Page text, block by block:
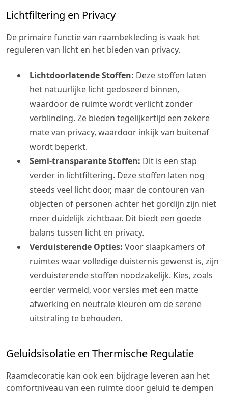
Lichtfiltering en Privacy
De primaire functie van raambekleding is vaak het
reguleren van licht en het bieden van privacy.
Lichtdoorlatende Stoffen: Deze stoffen laten
het natuurlijke licht gedoseerd binnen,
waardoor de ruimte wordt verlicht zonder
verblinding. Ze bieden tegelijkertijd een zekere
mate van privacy, waardoor inkijk van buitenaf
wordt beperkt.
Semi-transparante Stoffen: Dit is een stap
verder in lichtfiltering. Deze stoffen laten nog
steeds veel licht door, maar de contouren van
objecten of personen achter het gordijn zijn niet
meer duidelijk zichtbaar. Dit biedt een goede
balans tussen licht en privacy.
Verduisterende Opties: Voor slaapkamers of
ruimtes waar volledige duisternis gewenst is, zijn
verduisterende stoffen noodzakelijk. Kies, zoals
eerder vermeld, voor versies met een matte
afwerking en neutrale kleuren om de serene
uitstraling te behouden.
Geluidsisolatie en Thermische Regulatie
Raamdecoratie kan ook een bijdrage leveren aan het
comfortniveau van een ruimte door geluid te dempen